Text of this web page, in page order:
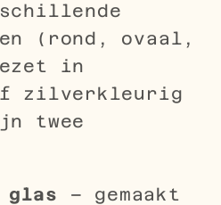
(rond, ovaal,
in
zilverkleurig
twee
glas – gemaakt